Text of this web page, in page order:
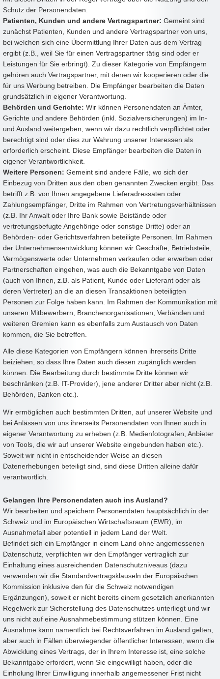
Schutz der Personendaten.
Patienten, Kunden und andere Vertragspartner: Gemeint sind
zunächst Patienten, Kunden und andere Vertragspartner von uns,
bei welchen sich eine Übermittlung Ihrer Daten aus dem Vertrag
ergibt (z.B., weil Sie für einen Vertragspartner tätig sind oder er
Leistungen für Sie erbringt). Zu dieser Kategorie von Empfängern
gehören auch Vertragspartner, mit denen wir kooperieren oder die
für uns Werbung betreiben. Die Empfänger bearbeiten die Daten
grundsätzlich in eigener Verantwortung.
Behörden und Gerichte: Wir können Personendaten an Ämter,
Gerichte und andere Behörden (inkl. Sozialversicherungen) im In-
und Ausland weitergeben, wenn wir dazu rechtlich verpflichtet oder
berechtigt sind oder dies zur Wahrung unserer Interessen als
erforderlich erscheint. Diese Empfänger bearbeiten die Daten in
eigener Verantwortlichkeit.
Weitere Personen: Gemeint sind andere Fälle, wo sich der
Einbezug von Dritten aus den oben genannten Zwecken ergibt. Das
betrifft z.B. von Ihnen angegebene Lieferadressaten oder
Zahlungsempfänger, Dritte im Rahmen von Vertretungsverhältnissen
(z.B. Ihr Anwalt oder Ihre Bank sowie Beistände oder
vertretungsbefugte Angehörige oder sonstige Dritte) oder an
Behörden- oder Gerichtsverfahren beteiligte Personen. Im Rahmen
der Unternehmensentwicklung können wir Geschäfte, Betriebsteile,
Vermögenswerte oder Unternehmen verkaufen oder erwerben oder
Partnerschaften eingehen, was auch die Bekanntgabe von Daten
(auch von Ihnen, z.B. als Patient, Kunde oder Lieferant oder als
deren Vertreter) an die an diesen Transaktionen beteiligten
Personen zur Folge haben kann. Im Rahmen der Kommunikation mit
unseren Mitbewerbern, Branchenorganisationen, Verbänden und
weiteren Gremien kann es ebenfalls zum Austausch von Daten
kommen, die Sie betreffen.
Alle diese Kategorien von Empfängern können ihrerseits Dritte
beiziehen, so dass Ihre Daten auch diesen zugänglich werden
können. Die Bearbeitung durch bestimmte Dritte können wir
beschränken (z.B. IT-Provider), jene anderer Dritter aber nicht (z.B.
Behörden, Banken etc.).
Wir ermöglichen auch bestimmten Dritten, auf unserer Website und
bei Anlässen von uns ihrerseits Personendaten von Ihnen auch in
eigener Verantwortung zu erheben (z.B. Medienfotografen, Anbieter
von Tools, die wir auf unserer Website eingebunden haben etc.).
Soweit wir nicht in entscheidender Weise an diesen
Datenerhebungen beteiligt sind, sind diese Dritten alleine dafür
verantwortlich.
Gelangen Ihre Personendaten auch ins Ausland?
Wir bearbeiten und speichern Personendaten hauptsächlich in der
Schweiz und im Europäischen Wirtschaftsraum (EWR), im
Ausnahmefall aber potentiell in jedem Land der Welt.
Befindet sich ein Empfänger in einem Land ohne angemessenen
Datenschutz, verpflichten wir den Empfänger vertraglich zur
Einhaltung eines ausreichenden Datenschutzniveaus (dazu
verwenden wir die Standardvertragsklauseln der Europäischen
Kommission inklusive den für die Schweiz notwendigen
Ergänzungen), soweit er nicht bereits einem gesetzlich anerkannten
Regelwerk zur Sicherstellung des Datenschutzes unterliegt und wir
uns nicht auf eine Ausnahmebestimmung stützen können. Eine
Ausnahme kann namentlich bei Rechtsverfahren im Ausland gelten,
aber auch in Fällen überwiegender öffentlicher Interessen, wenn die
Abwicklung eines Vertrags, der in Ihrem Interesse ist, eine solche
Bekanntgabe erfordert, wenn Sie eingewilligt haben, oder die
Einholung Ihrer Einwilligung innerhalb angemessener Frist nicht